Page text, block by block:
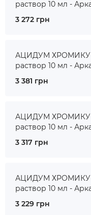
раствор 10 мл -
3 272 грн
АЦИДУМ ХРОМИКУМ
раствор 10 мл -
3 381 грн
АЦИДУМ ХРОМИКУМ
раствор 10 мл -
3 317 грн
АЦИДУМ ХРОМИКУМ
раствор 10 мл -
3 229 грн